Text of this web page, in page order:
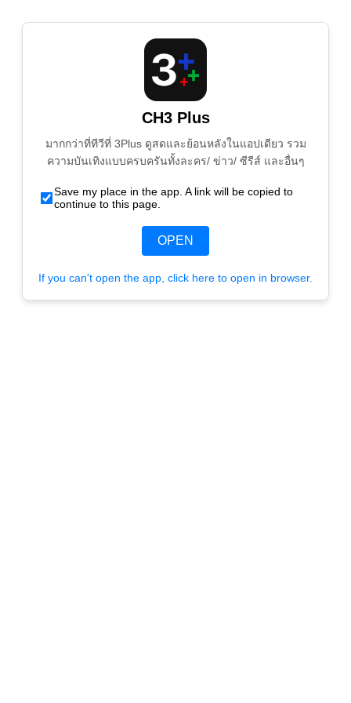
CH3 Plus
มากกว่าที่ทีวีที่ 3Plus ดูสดและย้อนหลังในแอปเดียว รวม
ความบันเทิงแบบครบครันทั้งละคร/ ข่าว/ ซีรีส์ และอื่นๆ
Save my place in the app. A link will be copied to
continue to this page.
OPEN
If you can't open the app, click here to open in browser.